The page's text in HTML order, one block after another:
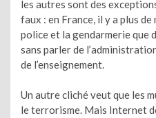
les autres sont des
faux : en France, il y a plus de
police et la gendarmerie que
sans parler de
de l’enseignement.
Un autre cliché veut que les
le terrorisme. Mais Internet